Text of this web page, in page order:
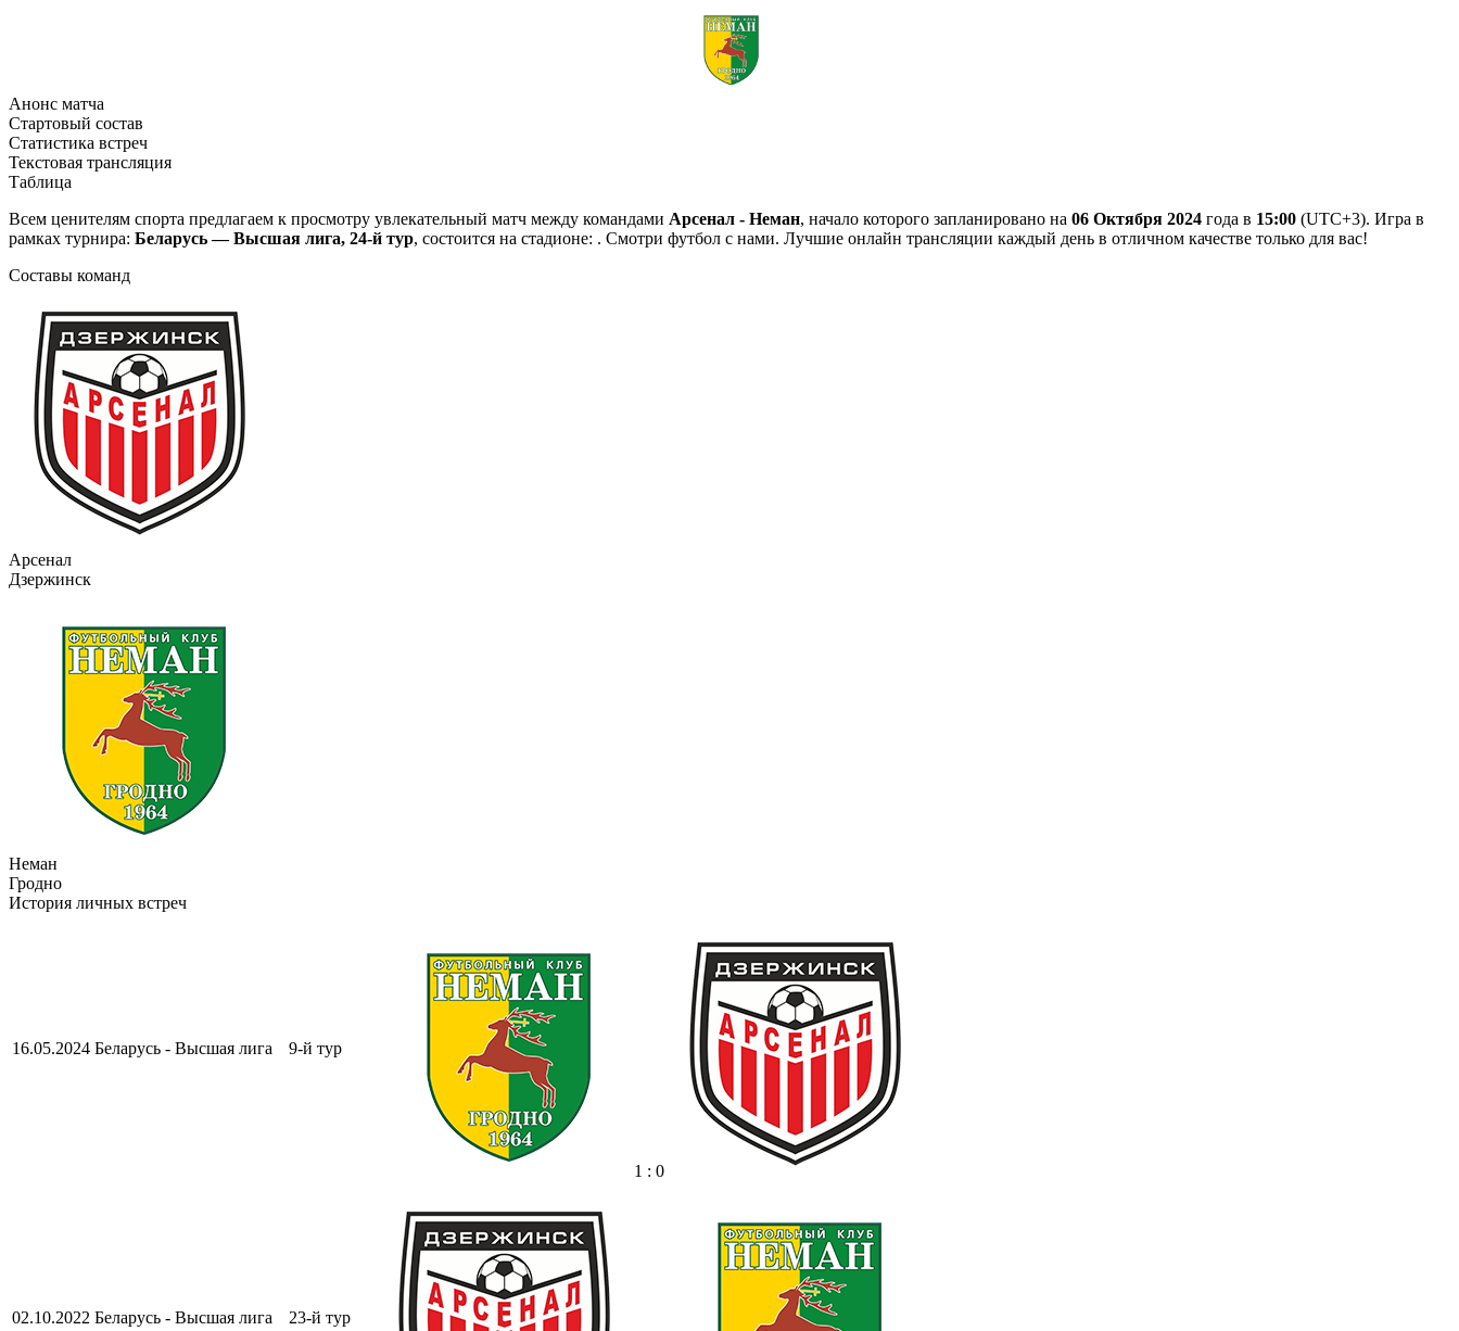
Анонс матча
Стартовый состав
Статистика встреч
Текстовая трансляция
Таблица
Всем ценителям спорта предлагаем к просмотру увлекательный матч между командами Арсенал - Неман, начало которого запланировано на 06 Октября 2024 года в 15:00 (UTC+3). Игра в
рамках турнира: Беларусь — Высшая лига, 24-й тур, состоится на стадионе: . Смотри футбол с нами. Лучшие онлайн трансляции каждый день в отличном качестве только для вас!
Составы команд
Арсенал
Дзержинск
Неман
Гродно
История личных встреч
16.05.2024 Беларусь - Высшая лига 9-й тур
1 : 0
02.10.2022 Беларусь - Высшая лига 23-й тур